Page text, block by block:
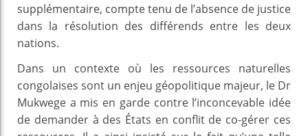
supplémentaire, compte tenu de l’absence de justice
dans la résolution des différends entre les deux
nations.
Dans un contexte où les ressources naturelles
congolaises sont un enjeu géopolitique majeur, le Dr
Mukwege a mis en garde contre l’inconcevable idée
de demander à des États en conflit de co-gérer ces